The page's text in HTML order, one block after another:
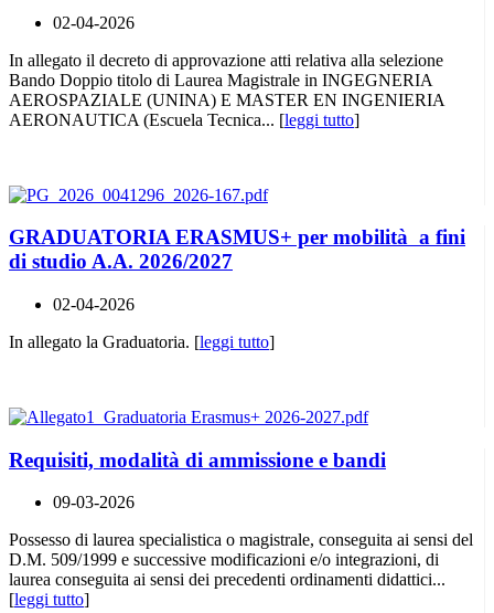
02-04-2026
In allegato il decreto di approvazione atti relativa alla selezione
Bando Doppio titolo di Laurea Magistrale in INGEGNERIA
AEROSPAZIALE (UNINA) E MASTER EN INGENIERIA
AERONAUTICA (Escuela Tecnica... [leggi tutto]
GRADUATORIA ERASMUS+ per mobilità a fini
di studio A.A. 2026/2027
02-04-2026
In allegato la Graduatoria. [leggi tutto]
Requisiti, modalità di ammissione e bandi
09-03-2026
Possesso di laurea specialistica o magistrale, conseguita ai sensi del
D.M. 509/1999 e successive modificazioni e/o integrazioni, di
laurea conseguita ai sensi dei precedenti ordinamenti didattici...
[leggi tutto]